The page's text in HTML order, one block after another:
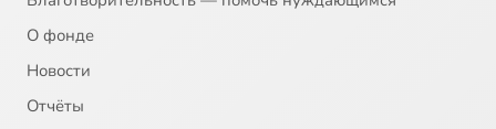
О фонде
Новости
Отчёты